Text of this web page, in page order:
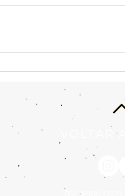
Enquanto ficar
acolhendo a
interior não
VOLTAR
(85) 98186.4029